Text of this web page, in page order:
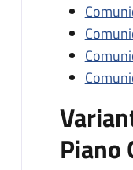
Piano